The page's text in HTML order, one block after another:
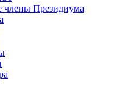
члены Президиума